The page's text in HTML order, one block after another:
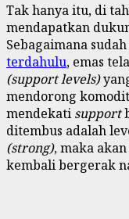
Tak hanya itu, di
mendapatkan
Sebagaimana
terdahulu, emas
(support levels)
mendorong
mendekati support
ditembus adalah
(strong), maka
kembali bergerak